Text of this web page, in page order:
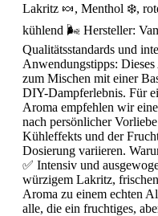
Lakritz 🍬, Menthol ❄️,
kühlend 🌬️ Hersteller:
Qualitätsstandards und
Anwendungstipps:
zum Mischen mit einer
DIY-Dampferlebnis. Für
Aroma empfehlen wir
nach persönlicher
Kühleffekts und der
Dosierung variieren.
✅ Intensiv und
würzigem Lakritz,
Aroma zu einem echten
alle, die ein fruchtiges,